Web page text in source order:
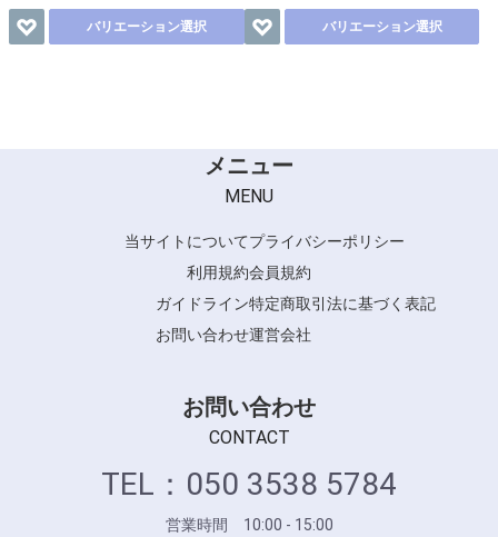
バリエーション選択 バリエーション選択
メニュー
MENU
当サイトについてプライバシーポリシー
利用規約会員規約
ガイドライン特定商取引法に基づく表記
お問い合わせ運営会社
お問い合わせ
CONTACT
TEL：050 3538 5784
営業時間 10:00 - 15:00